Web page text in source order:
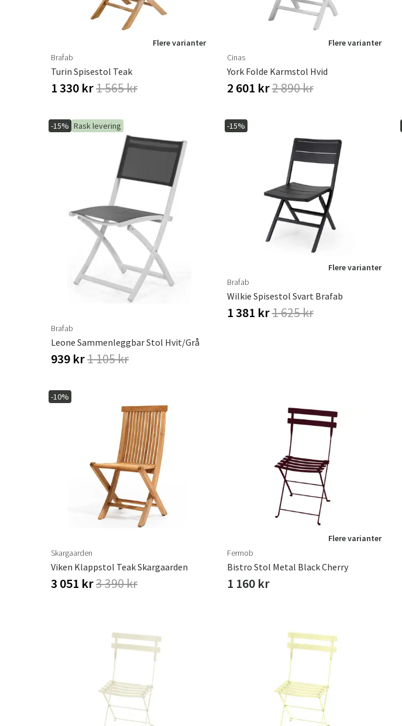
Flere varianter
Brafab
Turin Spisestol Teak
1 330 kr1 565 kr
Flere varianter
Cinas
York Folde Karmstol Hvid
2 601 kr2 890 kr
-15% Rask levering
Brafab
Leone Sammenleggbar Stol Hvit/Grå
939 kr1 105 kr
-15%
Flere varianter
Brafab
Wilkie Spisestol Svart Brafab
1 381 kr1 625 kr
-10%
Skargaarden
Viken Klappstol Teak Skargaarden
3 051 kr3 390 kr
Flere varianter
Fermob
Bistro Stol Metal Black Cherry
1 160 kr